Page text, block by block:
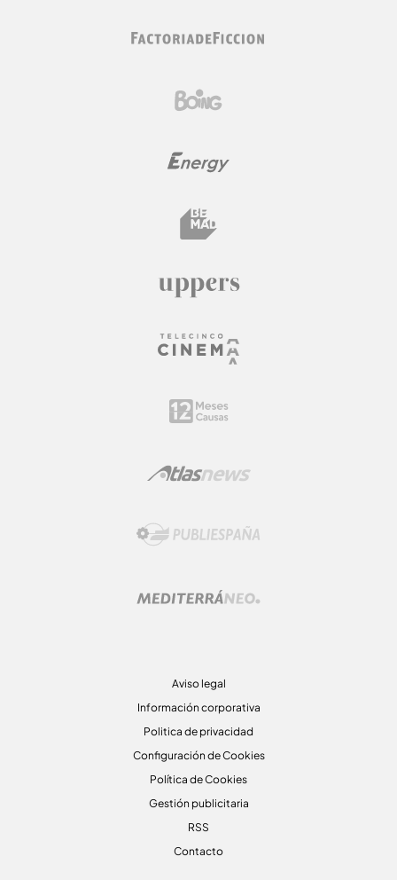
Aviso legal
Información corporativa
Politica de privacidad
Configuración de Cookies
Política de Cookies
Gestión publicitaria
RSS
Contacto